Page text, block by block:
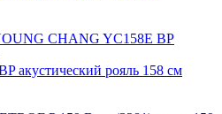
акустический рояль 158 см